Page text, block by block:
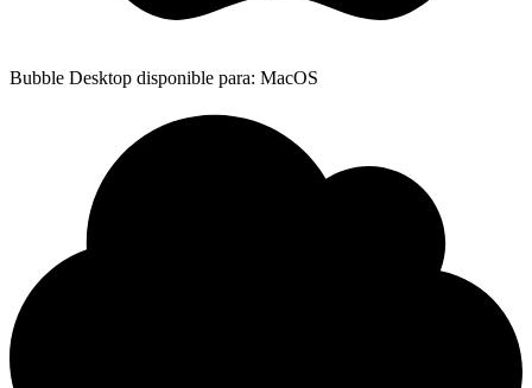
Bubble Desktop disponible para: MacOS